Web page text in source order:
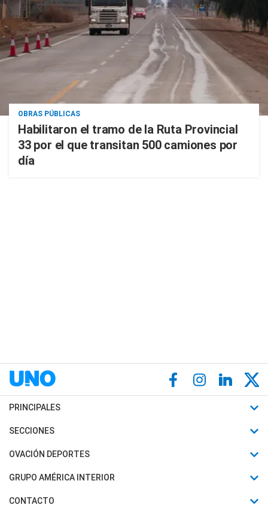
OBRAS PÚBLICAS
Habilitaron el tramo de la Ruta Provincial
33 por el que transitan 500 camiones por
día
PRINCIPALES
Últimas Noticias
Política
Judiciales
SECCIONES
Horóscopo
Motores
OVACIÓN DEPORTES
Fútbol
Mundial
GRUPO AMÉRICA INTERIOR
Canal 7 en Vivo
CONTACTO